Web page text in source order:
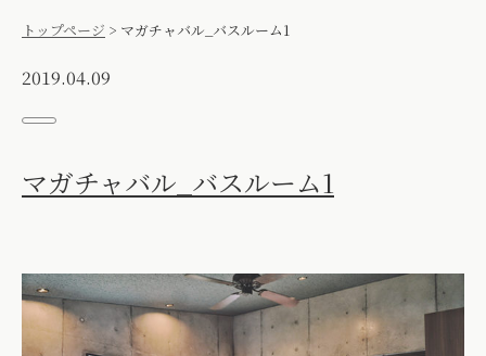
トップページ > マガチャバル_バスルーム1
2019.04.09
マガチャバル_バスルーム1